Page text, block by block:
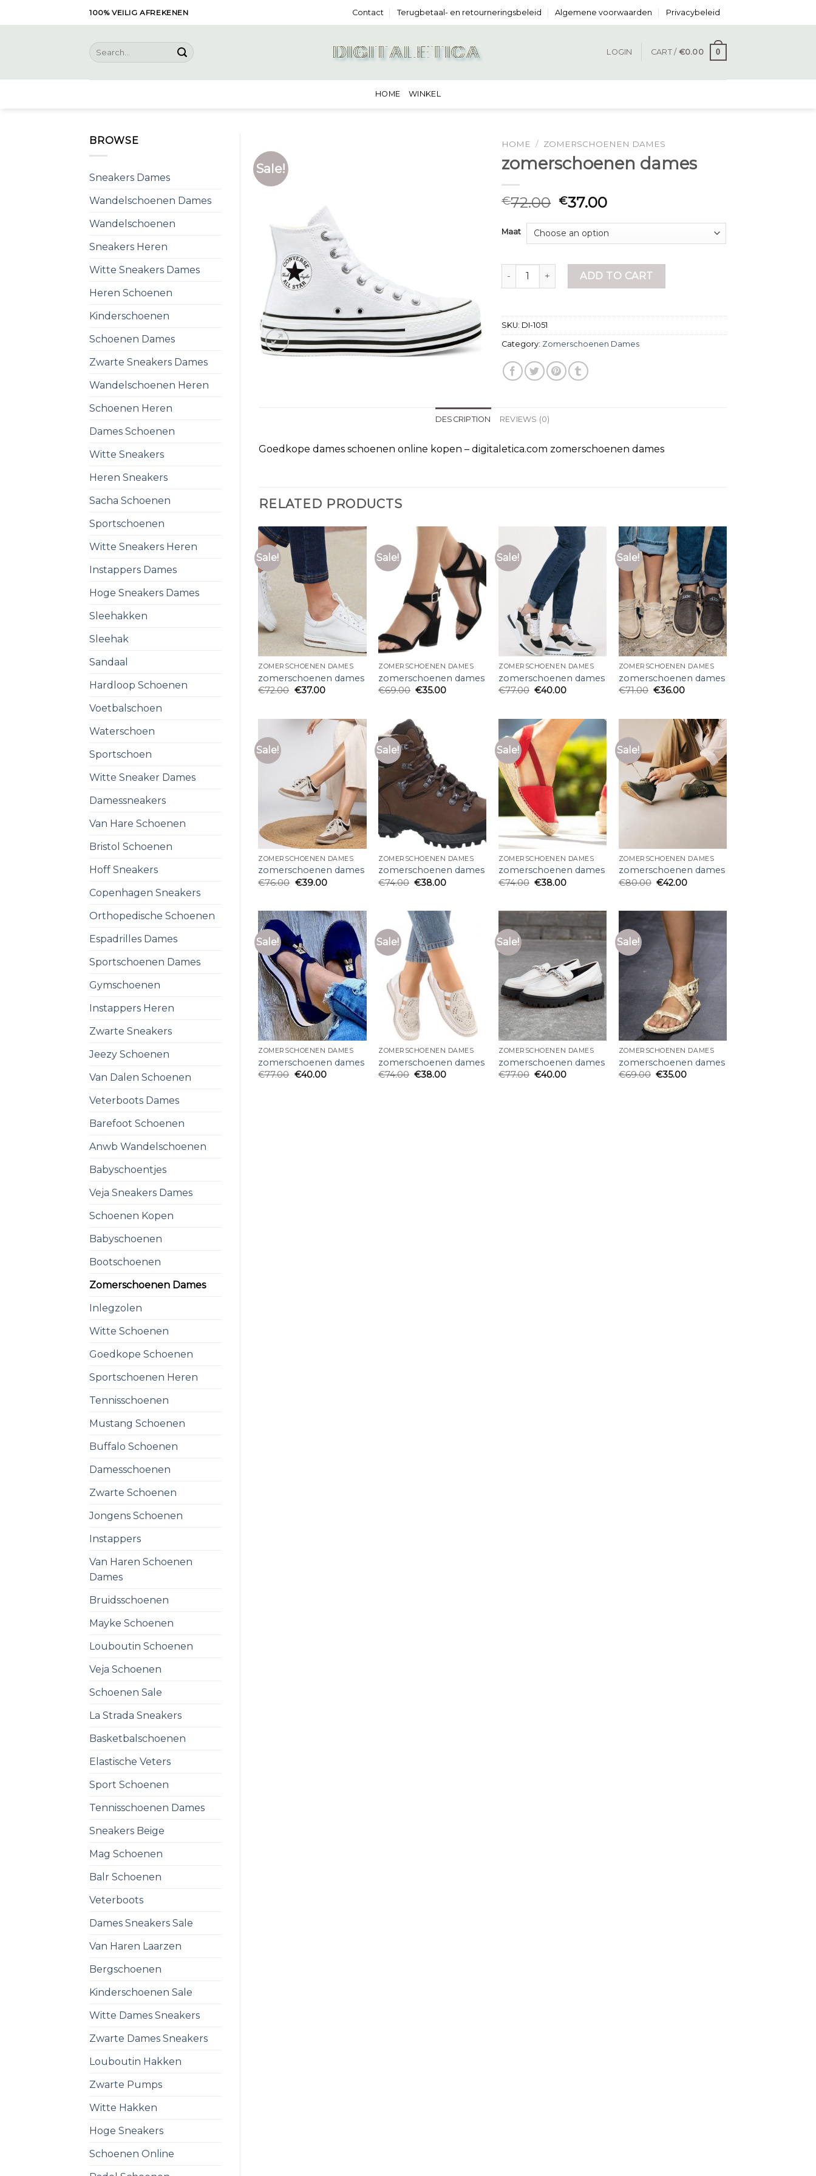
to
100% VEILIG AFREKENEN Contact Terugbetaal- en retourneringsbeleid Algemene voorwaarden Privacybeleid
Search
for:
LOGIN CART / €0.00 0
HOME WINKEL
BROWSE
Sneakers Dames
Wandelschoenen Dames
Wandelschoenen
Sneakers Heren
Witte Sneakers Dames
Heren Schoenen
Kinderschoenen
Schoenen Dames
Zwarte Sneakers Dames
Wandelschoenen Heren
Schoenen Heren
Dames Schoenen
Witte Sneakers
Heren Sneakers
Sacha Schoenen
Sportschoenen
Witte Sneakers Heren
Instappers Dames
Hoge Sneakers Dames
Sleehakken
Sleehak
Sandaal
Hardloop Schoenen
Voetbalschoen
Waterschoen
Sportschoen
Witte Sneaker Dames
Damessneakers
Van Hare Schoenen
Bristol Schoenen
Hoff Sneakers
Copenhagen Sneakers
Orthopedische Schoenen
Espadrilles Dames
Sportschoenen Dames
Gymschoenen
Instappers Heren
Zwarte Sneakers
Jeezy Schoenen
Van Dalen Schoenen
Veterboots Dames
Barefoot Schoenen
Anwb Wandelschoenen
Babyschoentjes
Veja Sneakers Dames
Schoenen Kopen
Babyschoenen
Bootschoenen
Zomerschoenen Dames
Inlegzolen
Witte Schoenen
Goedkope Schoenen
Sportschoenen Heren
Tennisschoenen
Mustang Schoenen
Buffalo Schoenen
Damesschoenen
Zwarte Schoenen
Jongens Schoenen
Instappers
Van Haren Schoenen
Dames
Bruidsschoenen
Mayke Schoenen
Louboutin Schoenen
Veja Schoenen
Schoenen Sale
La Strada Sneakers
Basketbalschoenen
Elastische Veters
Sport Schoenen
Tennisschoenen Dames
Sneakers Beige
Mag Schoenen
Balr Schoenen
Veterboots
Dames Sneakers Sale
Van Haren Laarzen
Bergschoenen
Kinderschoenen Sale
Witte Dames Sneakers
Zwarte Dames Sneakers
Louboutin Hakken
Zwarte Pumps
Witte Hakken
Hoge Sneakers
Schoenen Online
Sale!
HOME / ZOMERSCHOENEN DAMES
zomerschoenen dames
€72.00 €37.00
Maat
zomerschoenen dames quantity
ADD TO CART
SKU: DI-1051
Category: Zomerschoenen Dames
DESCRIPTION REVIEWS (0)
Goedkope dames schoenen online kopen – digitaletica.com zomerschoenen dames
RELATED PRODUCTS
Sale!
ZOMERSCHOENEN DAMES
zomerschoenen dames
€72.00 €37.00
Sale!
ZOMERSCHOENEN DAMES
zomerschoenen dames
€69.00 €35.00
Sale!
ZOMERSCHOENEN DAMES
zomerschoenen dames
€77.00 €40.00
Sale!
ZOMERSCHOENEN DAMES
zomerschoenen dames
€71.00 €36.00
Sale!
ZOMERSCHOENEN DAMES
zomerschoenen dames
€76.00 €39.00
Sale!
ZOMERSCHOENEN DAMES
zomerschoenen dames
€74.00 €38.00
Sale!
ZOMERSCHOENEN DAMES
zomerschoenen dames
€74.00 €38.00
Sale!
ZOMERSCHOENEN DAMES
zomerschoenen dames
€80.00 €42.00
Sale!
ZOMERSCHOENEN DAMES
zomerschoenen dames
€77.00 €40.00
Sale!
ZOMERSCHOENEN DAMES
zomerschoenen dames
€74.00 €38.00
Sale!
ZOMERSCHOENEN DAMES
zomerschoenen dames
€77.00 €40.00
Sale!
ZOMERSCHOENEN DAMES
zomerschoenen dames
€69.00 €35.00